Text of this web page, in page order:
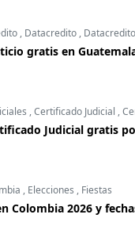
, Datacredito ,
gratis en
,Certificado Judicial ,
Judicial gratis
, Elecciones , Fiestas
Colombia 2026 y